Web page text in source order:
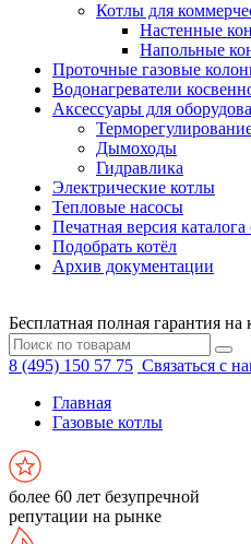
Котлы для
Настенные
Напольные
Проточные газовые
Водонагреватели
Аксессуары для
Дымоходы
Гидравлика
Электрические котлы
Тепловые насосы
Печатная версия
Подобрать котёл
Архив документации
Бесплатная полная гарантия на
8 (495) 150 57 75 Связаться с
Главная
Газовые котлы
более 60 лет безупречной
репутации на рынке